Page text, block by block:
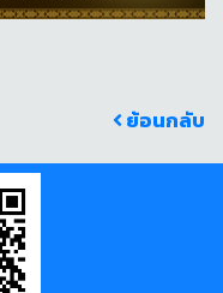
ย้อนกลับ